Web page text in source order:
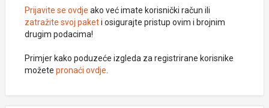
Prijavite se ovdje ako već imate korisnički račun ili
zatražite svoj paketi osigurajte pristup ovim i brojnim
drugim podacima!
Primjer kako poduzeće izgleda za registrirane korisnike
možete pronaći ovdje